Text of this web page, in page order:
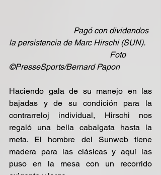
la persistencia de Marc Hirschi (SUN).
©PresseSports/Bernard Papon
Haciendo gala de su manejo en las
bajadas y de su condición para la
contrarreloj individual, Hirschi nos
regaló una bella cabalgata hasta la
meta. El hombre del Sunweb tiene
madera para las clásicas y aquí las
puso en la mesa con un recorrido